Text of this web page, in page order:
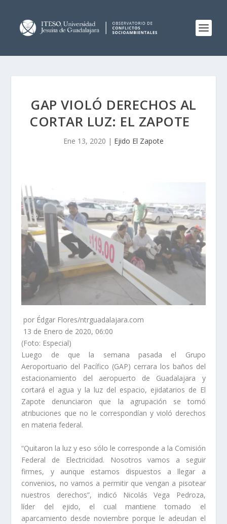
GAP VIOLÓ DERECHOS AL
CORTAR LUZ: EL ZAPOTE
Ene 13, 2020 | Ejido El Zapote
por Édgar Flores/ntrguadalajara.com
13 de Enero de 2020, 06:00
(Foto: Especial)
Luego de que la semana pasada el Grupo
Aeroportuario del Pacífico (GAP) cerrara los baños del
estacionamiento del aeropuerto de Guadalajara y
cortará el agua y la luz del espacio, ejidatarios de El
Zapote denunciaron que la agrupación se tomó
atribuciones que no le correspondían y violó derechos
en materia federal.
“Quitaron la luz y eso sólo le corresponde a la Comisión
Federal de Electricidad. Nosotros vamos a seguir
firmes, y aunque estamos dispuestos a llegar a
convenios, no vamos a permitir que vengan a pisotear
nuestros derechos”, indicó Nicolás Vega Pedroza,
líder del ejido, el cual mantiene tomado el
aparcamiento desde noviembre porque le adeudan el